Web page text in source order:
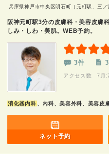
兵庫県神戸市中央区明石町（元町駅、三ノ
阪神元町駅3分の皮膚科・美容皮膚
しみ・しわ・美肌。WEB予約。
3件
アクセス数 7月:
消化器内科 、内科、美容外科、美容皮
ネット予約